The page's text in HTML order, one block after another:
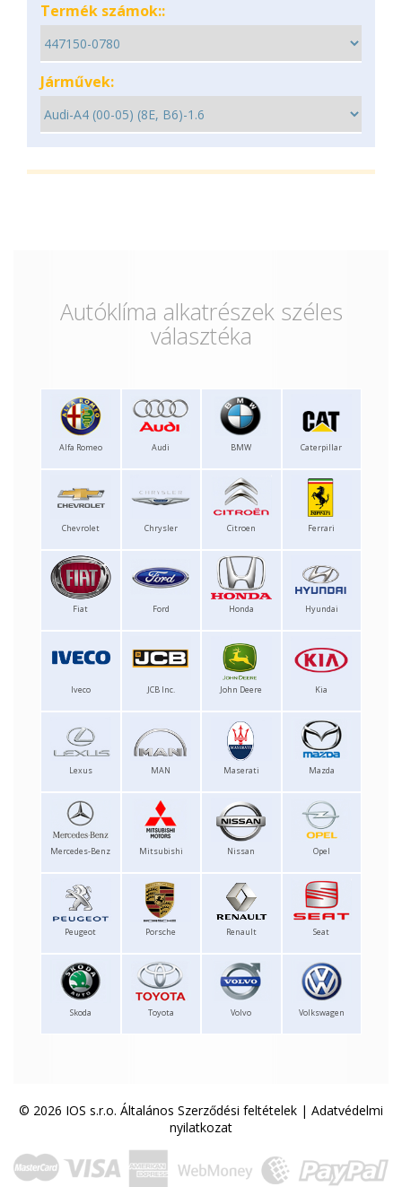
Termék számok::
Járművek:
Autóklíma alkatrészek széles
választéka
Alfa Romeo Audi BMW Caterpillar
Chevrolet Chrysler Citroen Ferrari
Fiat Ford Honda Hyundai
Iveco JCB Inc. John Deere Kia
Lexus MAN Maserati Mazda
Mercedes-Benz Mitsubishi Nissan Opel
Peugeot Porsche Renault Seat
Skoda Toyota Volvo Volkswagen
© 2026 IOS s.r.o. Általános Szerződési feltételek | Adatvédelmi
nyilatkozat